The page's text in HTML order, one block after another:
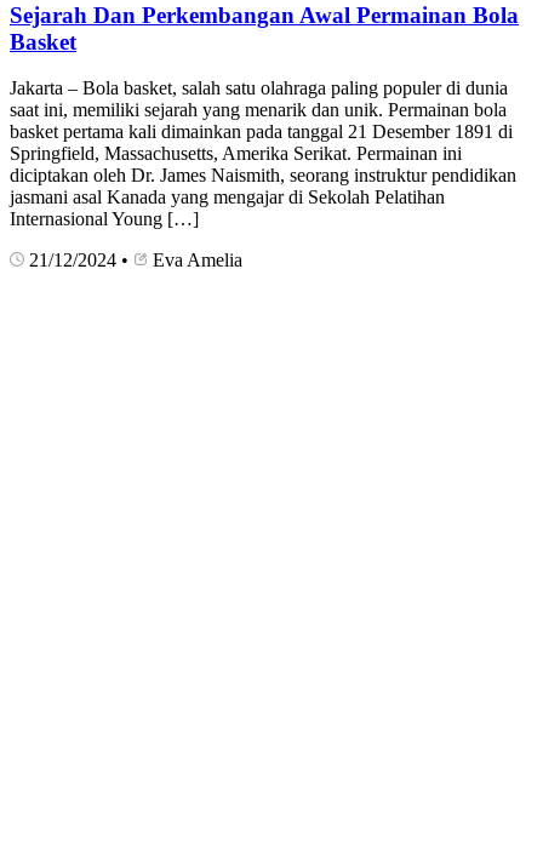
Sejarah Dan Perkembangan Awal Permainan Bola
Basket
Jakarta – Bola basket, salah satu olahraga paling populer di dunia
saat ini, memiliki sejarah yang menarik dan unik. Permainan bola
basket pertama kali dimainkan pada tanggal 21 Desember 1891 di
Springfield, Massachusetts, Amerika Serikat. Permainan ini
diciptakan oleh Dr. James Naismith, seorang instruktur pendidikan
jasmani asal Kanada yang mengajar di Sekolah Pelatihan
Internasional Young […]
21/12/2024 • Eva Amelia